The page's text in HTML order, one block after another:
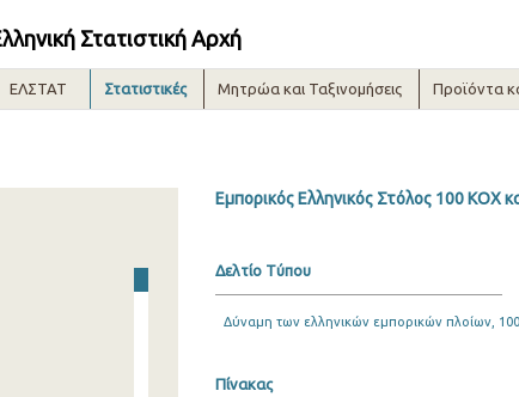
Στατιστική Αρχή
ΕΛΣΤΑΤ Στατιστικές Μητρώα και Ταξινομήσεις Προϊόντα
Εμπορικός Ελληνικός Στόλος 100 ΚΟΧ
Δελτίο Τύπου
Δύναμη των ελληνικών εμπορικών πλοίων,
Πίνακας